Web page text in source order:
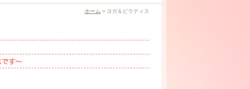
運営団体について
ホーム > ヨガ＆ピラティス